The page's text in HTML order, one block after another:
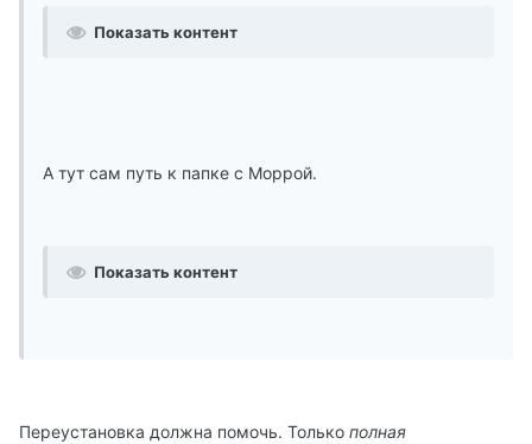
Показать контент
А тут сам путь к папке с Моррой.
Показать контент
Переустановка должна помочь. Только полная